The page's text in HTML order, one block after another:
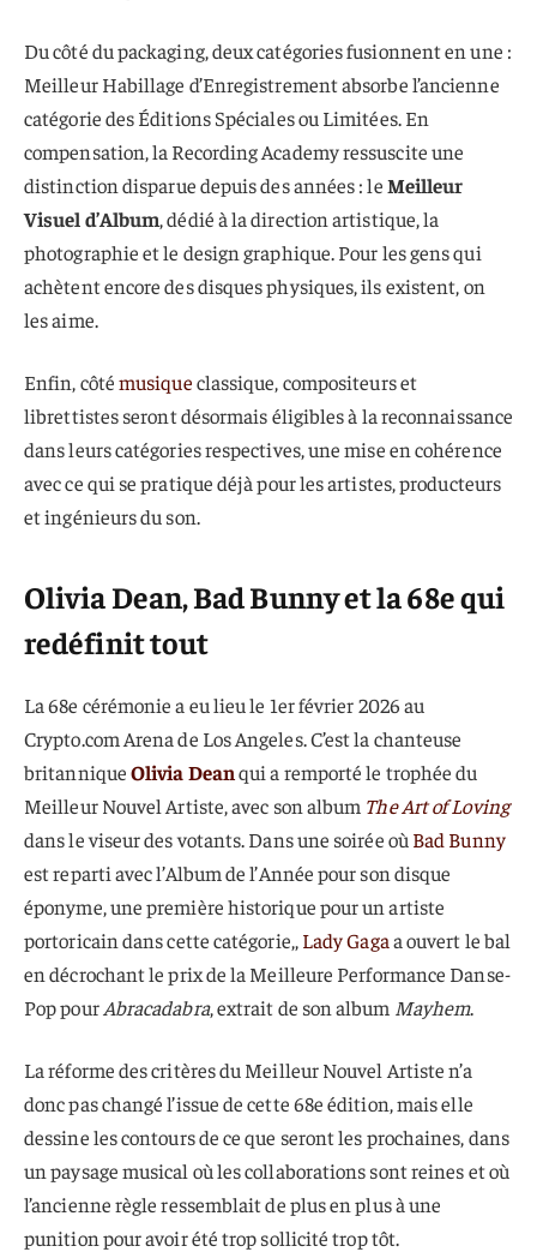
Du côté du packaging, deux catégories fusionnent en une :
Meilleur Habillage d’Enregistrement absorbe l’ancienne
catégorie des Éditions Spéciales ou Limitées. En
compensation, la Recording Academy ressuscite une
distinction disparue depuis des années : leMeilleur
Visuel d’Album, dédié à la direction artistique, la
photographie et le design graphique. Pour les gens qui
achètent encore des disques physiques, ils existent, on
les aime.
Enfin, côtémusiqueclassique, compositeurs et
librettistes seront désormais éligibles à la reconnaissance
dans leurs catégories respectives, une mise en cohérence
avec ce qui se pratique déjà pour les artistes, producteurs
et ingénieurs du son.
Olivia Dean, Bad Bunny et la 68e qui
redéfinit tout
La 68e cérémonie a eu lieu le 1er février 2026 au
Crypto.com Arena de Los Angeles. C’est la chanteuse
britanniqueOlivia Deanqui a remporté le trophée du
Meilleur Nouvel Artiste, avec son album The Art of Loving
dans le viseur des votants. Dans une soirée où Bad Bunny
est reparti avec l’Album de l’Année pour son disque
éponyme, une première historique pour un artiste
portoricain dans cette catégorie,,Lady Gagaa ouvert le bal
en décrochant le prix de la Meilleure Performance Danse-
Pop pourAbracadabra, extrait de son album Mayhem.
La réforme des critères du Meilleur Nouvel Artiste n’a
donc pas changé l’issue de cette 68e édition, mais elle
dessine les contours de ce que seront les prochaines, dans
un paysage musical où les collaborations sont reines et où
l’ancienne règle ressemblait de plus en plus à une
punition pour avoir été trop sollicité trop tôt.